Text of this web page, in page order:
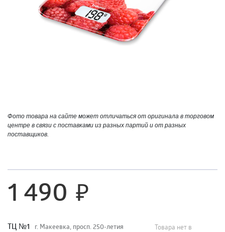
Фото товара на сайте может отличаться от оригинала в торговом
центре в связи с поставками из разных партий и от разных
поставщиков.
1 490
TЦ №1
г. Макеевка, просп. 250-летия
Товара нет в